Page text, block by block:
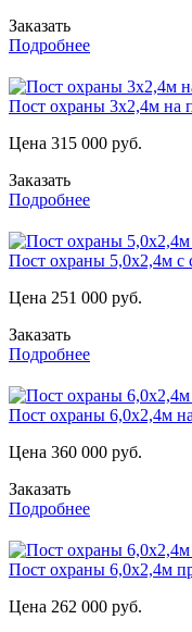
Заказать
Подробнее
Пост охраны 3х2,4м на
Цена 315 000 руб.
Заказать
Подробнее
Пост охраны 5,0х2,4м с
Цена 251 000 руб.
Заказать
Подробнее
Пост охраны 6,0х2,4м
Цена 360 000 руб.
Заказать
Подробнее
Пост охраны 6,0х2,4м
Цена 262 000 руб.